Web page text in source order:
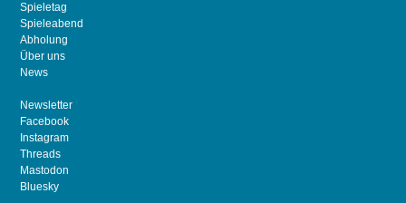
Spieletag
Spieleabend
Abholung
Über uns
News
Newsletter
Facebook
Instagram
Threads
Mastodon
Bluesky